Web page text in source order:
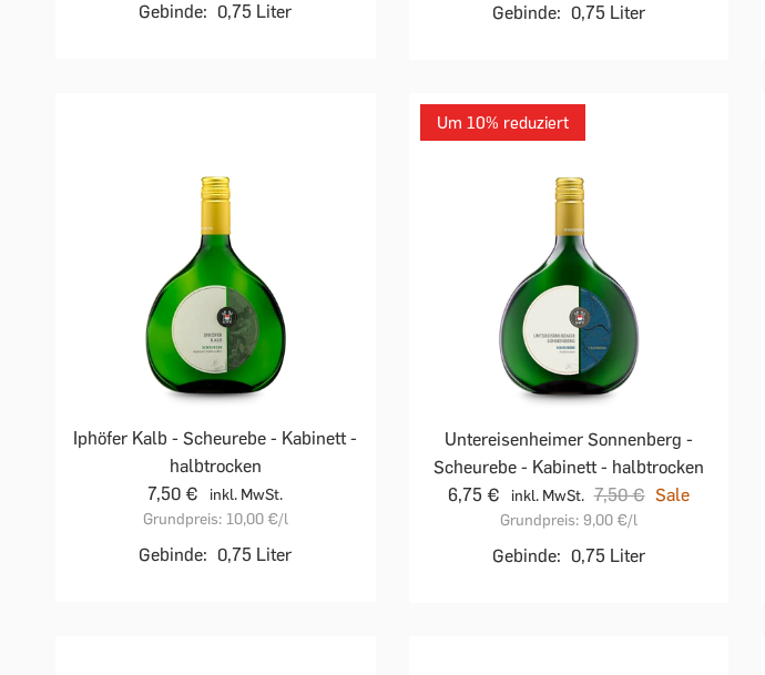
Gebinde: 0,75 Liter Gebinde: 0,75 Liter
Iphöfer Kalb - Scheurebe - Kabinett -
halbtrocken
7,50 €
inkl. MwSt.
Grundpreis: 10,00 €/l
Gebinde: 0,75 Liter
Um 10% reduziert
Untereisenheimer Sonnenberg -
Scheurebe - Kabinett - halbtrocken
6,75 €
inkl. MwSt. 7,50 € Sale
Grundpreis: 9,00 €/l
Gebinde: 0,75 Liter